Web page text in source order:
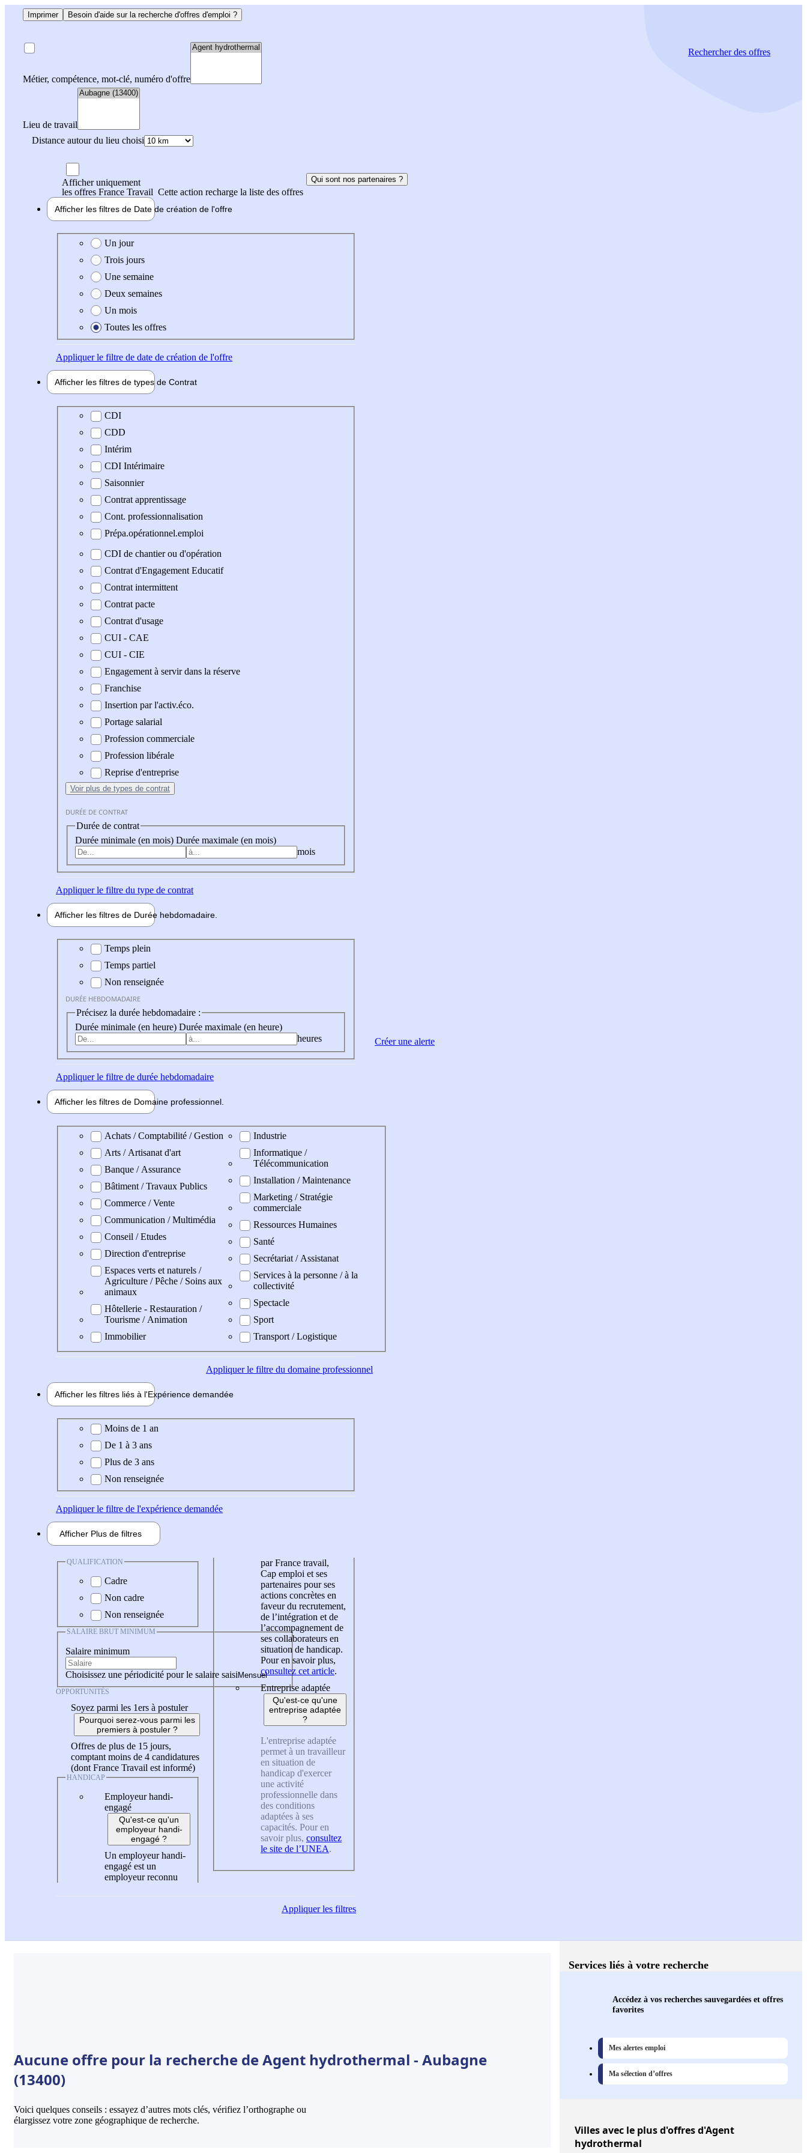
Imprimer Besoin d'aide sur la recherche d'offres d'emploi ?
Métier, compétence, mot-clé, numéro d'offre
Lieu de travail
Distance autour du lieu choisi
Rechercherdes offres
Afficher uniquement
les offres France Travail Cette action recharge la liste des offres
Qui sont nos partenaires ?
Afficher les filtres de Date de création de l'offre
Date de création de l'offre
Un jour
Trois jours
Une semaine
Deux semaines
Un mois
Toutes les offres
Appliquerle filtre de date de création de l'offre
Afficher les filtres de types de Contrat
Type de contrat
CDI
CDD
Intérim
CDI Intérimaire
Saisonnier
Contrat apprentissage
Cont. professionnalisation
Prépa.opérationnel.emploi
CDI de chantier ou d'opération
Contrat d'Engagement Educatif
Contrat intermittent
Contrat pacte
Contrat d'usage
CUI - CAE
CUI - CIE
Engagement à servir dans la réserve
Franchise
Insertion par l'activ.éco.
Portage salarial
Profession commerciale
Profession libérale
Reprise d'entreprise
Voir plus de types de contrat
DURÉE DE CONTRAT
Durée de contrat
Durée minimale (en mois) Durée maximale (en mois)
mois
Appliquerle filtre du type de contrat
Afficher les filtres de Durée hebdomadaire
Durée hebdomadaire
Temps plein
Temps partiel
Non renseignée
DURÉE HEBDOMADAIRE
Précisez la durée hebdomadaire :
Durée minimale (en heure) Durée maximale (en heure)
heures
Appliquerle filtre de durée hebdomadaire
Afficher les filtres de Domaine professionnel
Domaine professionel
Achats / Comptabilité / Gestion
Arts / Artisanat d'art
Banque / Assurance
Bâtiment / Travaux Publics
Commerce / Vente
Communication / Multimédia
Conseil / Etudes
Direction d'entreprise
Espaces verts et naturels /
Agriculture / Pêche / Soins aux
animaux
Hôtellerie - Restauration /
Tourisme / Animation
Immobilier
Industrie
Informatique /
Télécommunication
Installation / Maintenance
Marketing / Stratégie
commerciale
Ressources Humaines
Santé
Secrétariat / Assistanat
Services à la personne / à la
collectivité
Spectacle
Sport
Transport / Logistique
Appliquerle filtre du domaine professionnel
Afficher les filtres liés à l'Expérience demandée
Expérience demandée
Moins de 1 an
De 1 à 3 ans
Plus de 3 ans
Non renseignée
Appliquerle filtre de l'expérience demandée
Afficher Plus de filtres
QUALIFICATION
Cadre
Non cadre
Non renseignée
SALAIRE BRUT MINIMUM
Salaire minimum
Choisissez une périodicité pour le salaire saisi
OPPORTUNITÉS
Soyez parmi les 1ers à postuler
Pourquoi serez-vous parmi les
premiers à postuler ?
Offres de plus de 15 jours,
comptant moins de 4 candidatures
(dont France Travail est informé)
HANDICAP
Employeur handi-
engagé
Qu'est-ce qu'un
employeur handi-
engagé ?
Un employeur handi-
engagé est un
employeur reconnu
par France travail,
Cap emploi et ses
partenaires pour ses
actions concrètes en
faveur du recrutement,
de l’intégration et de
l’accompagnement de
ses collaborateurs en
situation de handicap.
Pour en savoir plus,
consultez cet article.
Entreprise adaptée
Qu'est-ce qu'une
entreprise adaptée
?
L'entreprise adaptée
permet à un travailleur
en situation de
handicap d'exercer
une activité
professionnelle dans
des conditions
adaptées à ses
capacités. Pour en
savoir plus, consultez
le site de l’UNEA.
Appliquerles filtres
Créer une alerte
Aucune offre pour la recherche de Agent hydrothermal - Aubagne
(13400)
Voici quelques conseils : essayez d’autres mots clés, vérifiez l’orthographe ou
élargissez votre zone géographique de recherche.
Services liés à votre recherche
Accédez à vos recherches sauvegardées et offres
favorites
Mes alertes emploi
Ma sélection d’offres
Villesavec le plus d'offres d'Agent
hydrothermal